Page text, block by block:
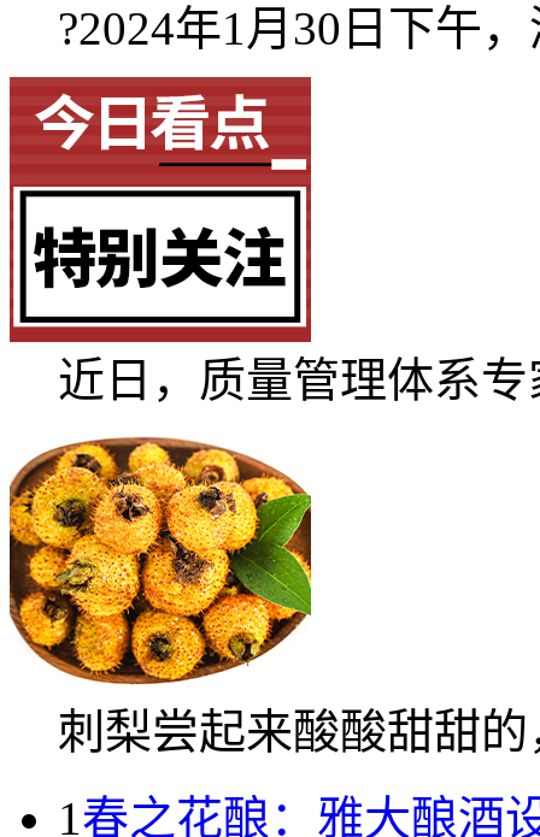
?2024年1月30日下午
近日，质量管理体系专
刺梨尝起来酸酸甜甜的
1春之花酿：雅大酿酒